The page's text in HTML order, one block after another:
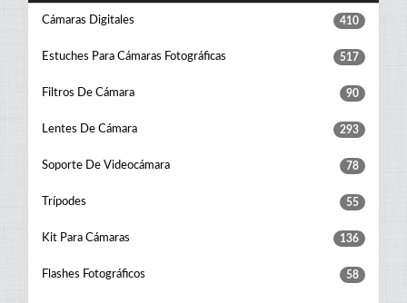
Cámaras Digitales 410
Estuches Para Cámaras Fotográficas 517
Filtros De Cámara 90
Lentes De Cámara 293
Soporte De Videocámara 78
Trípodes 55
Kit Para Cámaras 136
Flashes Fotográficos 58